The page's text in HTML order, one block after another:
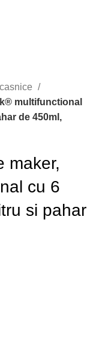
multifunctional
de 450ml,
maker,
cu 6
si pahar